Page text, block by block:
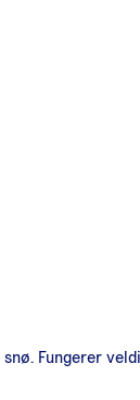
Fungerer